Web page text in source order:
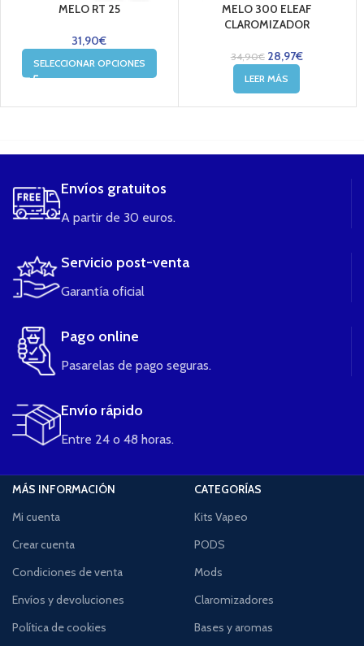
MELO RT 25
31,90€
SELECCIONAR OPCIONES
MELO 300 ELEAF
CLAROMIZADOR
34,90€ 28,97€
LEER MÁS
Envíos gratuitos
A partir de 30 euros.
Servicio post-venta
Garantía oficial
Pago online
Pasarelas de pago seguras.
Envío rápido
Entre 24 o 48 horas.
MÁS INFORMACIÓN
Mi cuenta
Crear cuenta
Condiciones de venta
Envíos y devoluciones
Política de cookies
CATEGORÍAS
Kits Vapeo
PODS
Mods
Claromizadores
Bases y aromas